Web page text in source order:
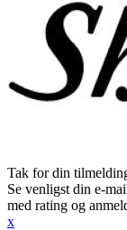
Tak for din
Se venligst din e-
med rating og
x